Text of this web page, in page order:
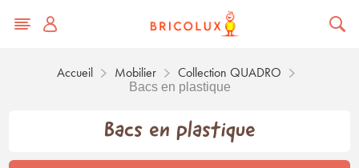
Accueil Mobilier Collection QUADRO
Bacs en plastique
Bacs en plastique